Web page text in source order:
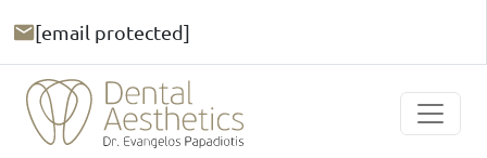
[email protected]